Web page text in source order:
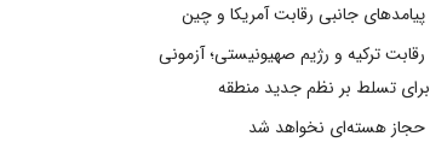
پیامدهای جانبی رقابت آمریکا و چین
رقابت ترکیه و رژیم صهیونیستی؛ آزمونی
برای تسلط بر نظم جدید منطقه
حجاز هسته‌ای نخواهد شد